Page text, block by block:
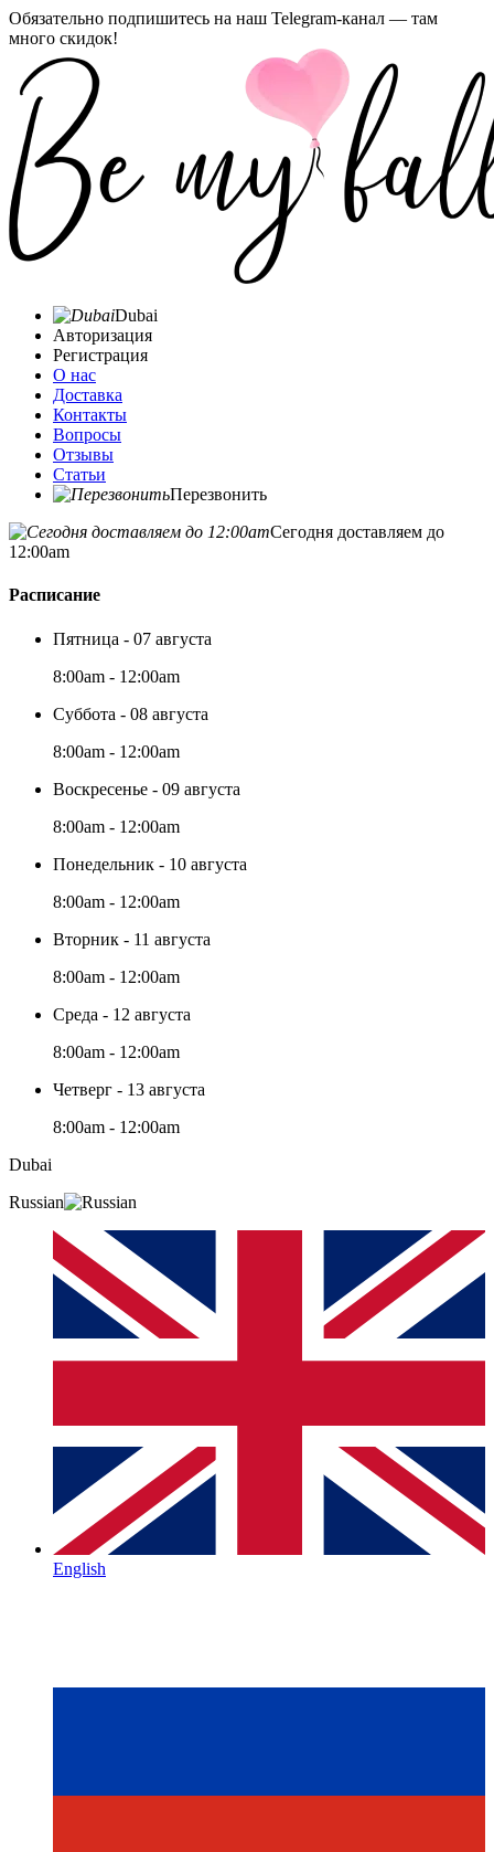
Обязательно подпишитесь на наш Telegram-канал — там
много скидок!
Dubai
Авторизация
Регистрация
О нас
Доставка
Контакты
Вопросы
Отзывы
Статьи
Перезвонить
Сегодня доставляем до
12:00am
Расписание
Пятница - 07 августа
8:00am - 12:00am
Суббота - 08 августа
8:00am - 12:00am
Воскресенье - 09 августа
8:00am - 12:00am
Понедельник - 10 августа
8:00am - 12:00am
Вторник - 11 августа
8:00am - 12:00am
Среда - 12 августа
8:00am - 12:00am
Четверг - 13 августа
8:00am - 12:00am
Dubai
Russian
English